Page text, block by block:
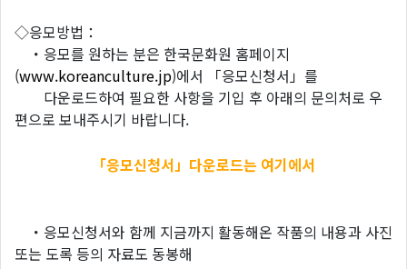
◇응모방법：
・응모를 원하는 분은 한국문화원 홈페이지
(www.koreanculture.jp)에서 「응모신청서」를
다운로드하여 필요한 사항을 기입 후 아래의 문의처로 우
편으로 보내주시기 바랍니다.
「응모신청서」다운로드는 여기에서
・응모신청서와 함께 지금까지 활동해온 작품의 내용과 사진
또는 도록 등의 자료도 동봉해